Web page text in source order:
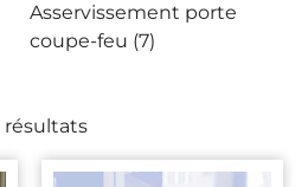
résultats
Asservissement porte
coupe-feu (7)